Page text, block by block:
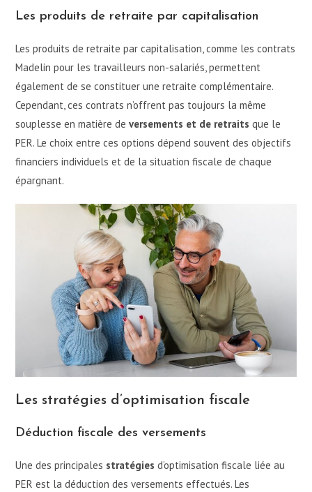
Les produits de retraite par capitalisation
Les produits de retraite par capitalisation, comme les contrats
Madelin pour les travailleurs non-salariés, permettent
également de se constituer une retraite complémentaire.
Cependant, ces contrats n’offrent pas toujours la même
souplesse en matière deversements et de retraits que le
PER. Le choix entre ces options dépend souvent des objectifs
financiers individuels et de la situation fiscale de chaque
épargnant.
Les stratégies d’optimisation fiscale
Déduction fiscale des versements
Une des principales stratégies d’optimisation fiscale liée au
PER est la déduction des versements effectués. Les